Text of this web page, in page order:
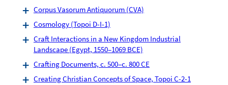
Corpus Vasorum Antiquorum (CVA)
Cosmology (Topoi D-I-1)
Craft Interactions in a New Kingdom Industrial
Landscape (Egypt, 1550–1069 BCE)
Crafting Documents, c. 500–c. 800 CE
Creating Christian Concepts of Space, Topoi C-2-1